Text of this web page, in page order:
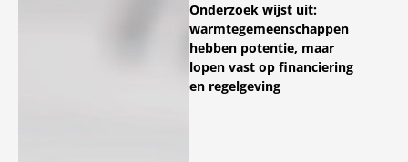
Onderzoek wijst uit:
warmtegemeenschappen
hebben potentie, maar
lopen vast op financiering
en regelgeving